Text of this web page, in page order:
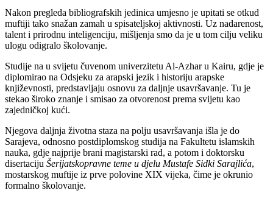
Nakon pregleda bibliografskih jedinica umjesno je upitati se otkud
muftiji tako snažan zamah u spisateljskoj aktivnosti. Uz nadarenost,
talent i prirodnu inteligenciju, mišljenja smo da je u tom cilju veliku
ulogu odigralo školovanje.
Studije na u svijetu čuvenom univerzitetu Al-Azhar u Kairu, gdje je
diplomirao na Odsjeku za arapski jezik i historiju arapske
književnosti, predstavljaju osnovu za daljnje usavršavanje. Tu je
stekao široko znanje i smisao za otvorenost prema svijetu kao
zajedničkoj kući.
Njegova daljnja životna staza na polju usavršavanja išla je do
Sarajeva, odnosno postdiplomskog studija na Fakultetu islamskih
nauka, gdje najprije brani magistarski rad, a potom i doktorsku
disertaciju Šerijatskopravne teme u djelu Mustafe Sidki Sarajlića,
mostarskog muftije iz prve polovine XIX vijeka, čime je okrunio
formalno školovanje.